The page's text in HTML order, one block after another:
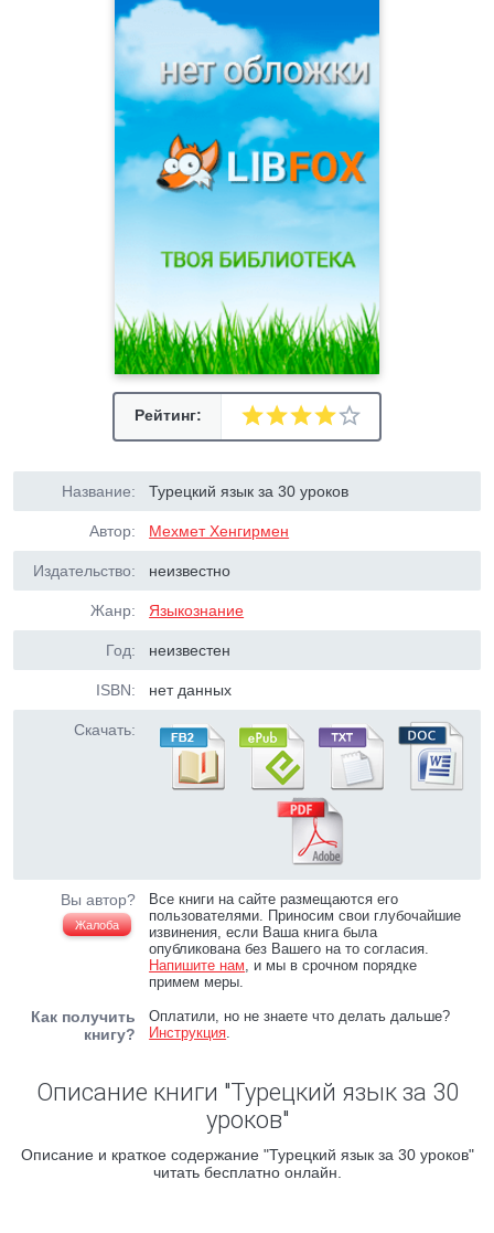
Рейтинг:
Название: Турецкий язык за 30 уроков
Автор: Мехмет Хенгирмен
Издательство: неизвестно
Жанр: Языкознание
Год: неизвестен
ISBN: нет данных
Скачать:
Вы автор?
Жалоба
Все книги на сайте размещаются его
пользователями. Приносим свои глубочайшие
извинения, если Ваша книга была
опубликована без Вашего на то согласия.
Напишите нам, и мы в срочном порядке
примем меры.
Как получить
книгу?
Оплатили, но не знаете что делать дальше?
Инструкция.
Описание книги "Турецкий язык за 30
уроков"
Описание и краткое содержание "Турецкий язык за 30 уроков"
читать бесплатно онлайн.